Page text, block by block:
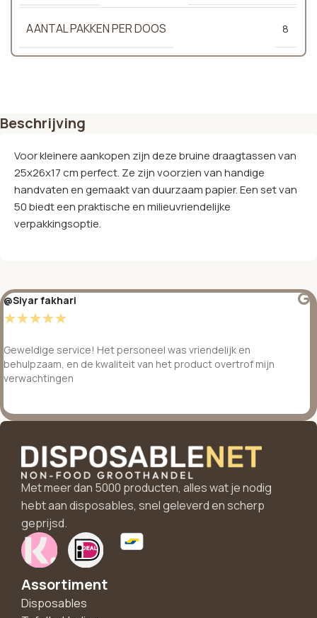
AANTAL PAKKEN PER DOOS 8
Beschrijving
Voor kleinere aankopen zijn deze bruine draagtassen van
25x26x17 cm perfect. Ze zijn voorzien van handige
handvaten en gemaakt van duurzaam papier. Een set van
50 biedt een praktische en milieuvriendelijke
verpakkingsoptie.
@Siyar fakhari
☆☆☆☆☆
Geweldige service! Het personeel was vriendelijk en
behulpzaam, en de kwaliteit van het product overtrof mijn
verwachtingen
Met meer dan 5000 producten, alles wat je nodig
hebt aan disposables, snel geleverd en scherp
geprijsd.
Assortiment
Disposables